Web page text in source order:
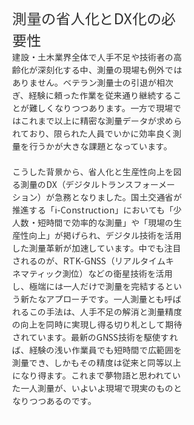
測量の省人化とDX化の必
要性
建設・土木業界全体で人手不足や技術者の高
齢化が深刻化する中、測量の現場も例外では
ありません。ベテラン測量士の引退が相次
ぎ、経験に頼った作業を従来通り継続するこ
とが難しくなりつつあります。一方で現場で
はこれまで以上に精密な測量データが求めら
れており、限られた人員でいかに効率良く測
量を行うかが大きな課題となっています。
こうした背景から、省人化と生産性向上を図
る測量のDX（デジタルトランスフォーメー
ション）が急務となりました。国土交通省が
推進する「i-Construction」においても「少
人数・短時間で効率的な測量」や「現場の生
産性向上」が掲げられ、デジタル技術を活用
した測量革新が加速しています。中でも注目
されるのが、RTK-GNSS（リアルタイムキ
ネマティック測位）などの衛星技術を活用
し、極端には一人だけで測量を完結するとい
う新たなアプローチです。一人測量とも呼ば
れるこの手法は、人手不足の解消と測量精度
の向上を同時に実現し得る切り札として期待
されています。最新のGNSS技術を駆使すれ
ば、経験の浅い作業員でも短時間で広範囲を
測量でき、しかもその精度は従来と同等以上
になり得ます。これまで夢物語と思われてい
た一人測量が、いよいよ現場で現実のものと
なりつつあるのです。